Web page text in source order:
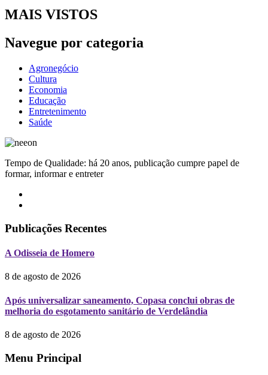
MAIS VISTOS
Navegue por categoria
Agronegócio
Cultura
Economia
Educação
Entretenimento
Saúde
Tempo de Qualidade: há 20 anos, publicação cumpre papel de
formar, informar e entreter
Publicações Recentes
A Odisseia de Homero
8 de agosto de 2026
Após universalizar saneamento, Copasa conclui obras de
melhoria do esgotamento sanitário de Verdelândia
8 de agosto de 2026
Menu Principal